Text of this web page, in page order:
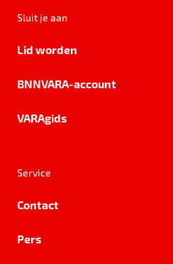
Sluit je aan
Lid worden
BNNVARA-account
VARAgids
Service
Contact
Pers